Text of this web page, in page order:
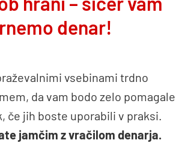
denar!
vsebinami trdno
da vam bodo zelo pomagale
če jih boste uporabili v praksi.
jamčim z vračilom denarja.